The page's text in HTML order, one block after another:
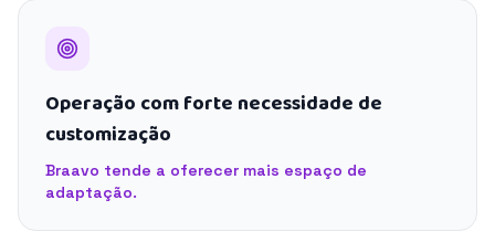
Operação com forte necessidade de
customização
Braavo tende a oferecer mais espaço de
adaptação.